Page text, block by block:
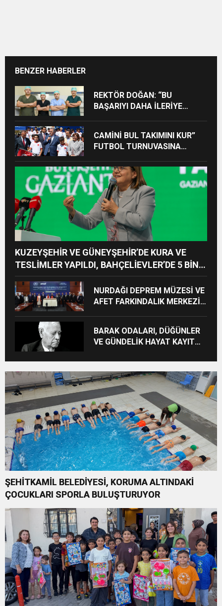
BENZER HABERLER
REKTÖR DOĞAN: “BU
BAŞARIYI DAHA İLERİYE
CAMİNİ BUL TAKIMINI KUR”
FUTBOL TURNUVASINA
BİSİKLET HEDİYE EDİLDİ
KUZEYŞEHİR VE GÜNEYŞEHİR’DE KURA VE
TESLİMLER YAPILDI, BAHÇELİEVLER’DE 5 BİN
KONUTUN TEMELİ ATILDI
NURDAĞI DEPREM MÜZESİ VE
AFET FARKINDALIK MERKEZİ
BARAK ODALARI, DÜĞÜNLER
VE GÜNDELİK HAYAT KAYIT
ŞEHİTKAMİL BELEDİYESİ, KORUMA ALTINDAKİ
ÇOCUKLARI SPORLA BULUŞTURUYOR